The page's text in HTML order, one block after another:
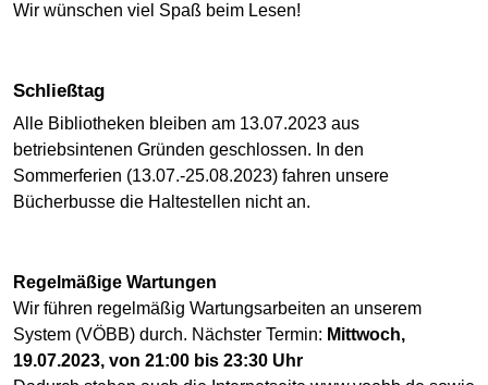
Wir wünschen viel Spaß beim Lesen!
Schließtag
Alle Bibliotheken bleiben am 13.07.2023 aus
betriebsintenen Gründen geschlossen. In den
Sommerferien (13.07.-25.08.2023) fahren unsere
Bücherbusse die Haltestellen nicht an.
Regelmäßige Wartungen
Wir führen regelmäßig Wartungsarbeiten an unserem
System (VÖBB) durch. Nächster Termin: Mittwoch,
19.07.2023, von 21:00 bis 23:30 Uhr